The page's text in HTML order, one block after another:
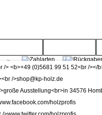
mit Zarge CPL Uni